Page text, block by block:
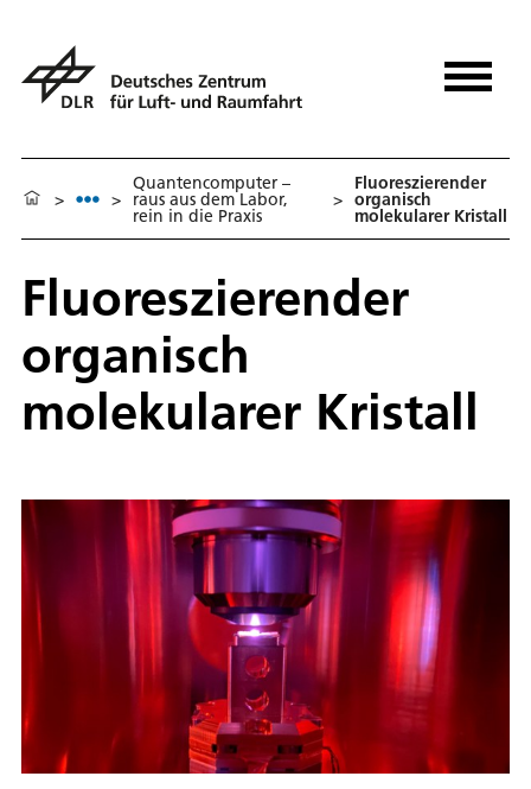
> >
Quantencomputer –
raus aus dem Labor,
rein in die Praxis
>
Fluoreszierender
organisch
molekularer Kristall
Fluoreszierender
organisch
molekularer Kristall